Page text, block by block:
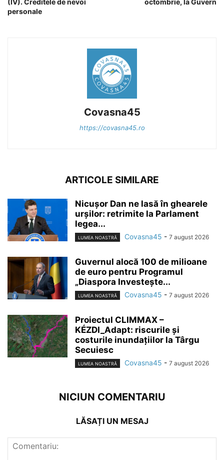
personale
Covasna45
https://covasna45.ro
ARTICOLE SIMILARE
Nicușor Dan ne lasă în ghearele
urșilor: retrimite la Parlament
legea...
LUMEA NOASTRĂ Covasna45 - 7 august 2026
Guvernul alocă 100 de milioane
de euro pentru Programul
„Diaspora Investește...
LUMEA NOASTRĂ Covasna45 - 7 august 2026
Proiectul CLIMMAX –
KÉZDI_Adapt: riscurile și
costurile inundațiilor la Târgu
Secuiesc
LUMEA NOASTRĂ Covasna45 - 7 august 2026
NICIUN COMENTARIU
LĂSAȚI UN MESAJ